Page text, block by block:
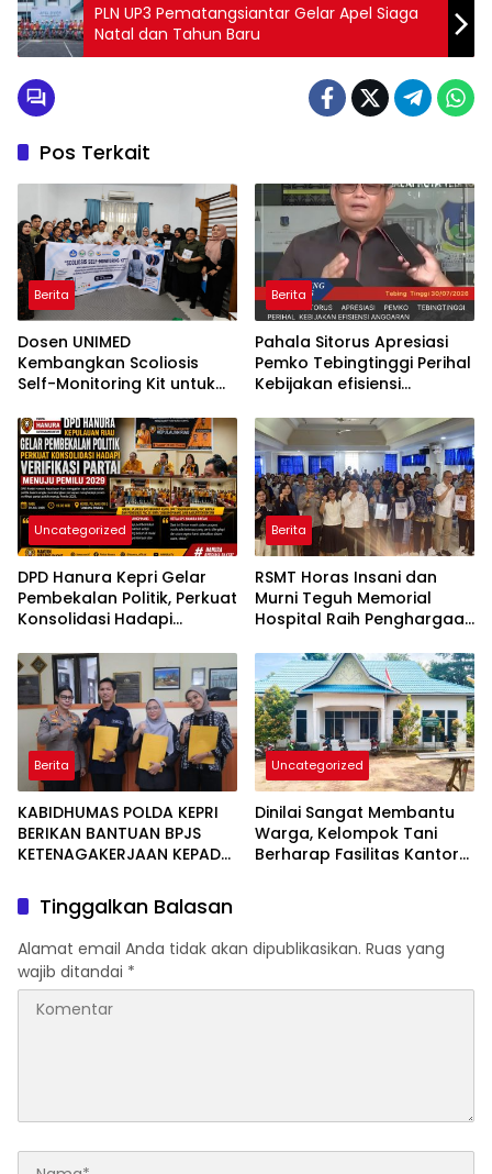
PLN UP3 Pematangsiantar Gelar Apel Siaga
Natal dan Tahun Baru
Pos Terkait
Berita
Dosen UNIMED
Kembangkan Scoliosis
Self-Monitoring Kit untuk
Mandiri Pasien Scoliosis
Berita
Pahala Sitorus Apresiasi
Pemko Tebingtinggi Perihal
Kebijakan efisiensi
Uncategorized
DPD Hanura Kepri Gelar
Pembekalan Politik, Perkuat
Konsolidasi Hadapi
Pemilu 2029
Berita
RSMT Horas Insani dan
Murni Teguh Memorial
Hospital Raih Penghargaan
Awards Diamond Status
Berita
KABIDHUMAS POLDA KEPRI
BERIKAN BANTUAN BPJS
KETENAGAKERJAAN KEPADA
Uncategorized
Dinilai Sangat Membantu
Warga, Kelompok Tani
Berharap Fasilitas Kantor
Tinggalkan Balasan
Alamat email Anda tidak akan dipublikasikan. Ruas yang
wajib ditandai *